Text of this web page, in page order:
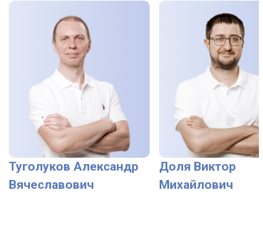
Туголуков Александр
Вячеславович
Доля Виктор
Михайлович